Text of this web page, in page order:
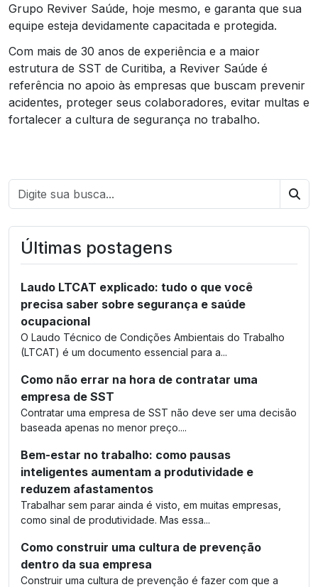
Grupo Reviver Saúde, hoje mesmo, e garanta que sua
equipe esteja devidamente capacitada e protegida.
Com mais de 30 anos de experiência e a maior
estrutura de SST de Curitiba, a Reviver Saúde é
referência no apoio às empresas que buscam prevenir
acidentes, proteger seus colaboradores, evitar multas e
fortalecer a cultura de segurança no trabalho.
Últimas postagens
Laudo LTCAT explicado: tudo o que você
precisa saber sobre segurança e saúde
ocupacional
O Laudo Técnico de Condições Ambientais do Trabalho
(LTCAT) é um documento essencial para a...
Como não errar na hora de contratar uma
empresa de SST
Contratar uma empresa de SST não deve ser uma decisão
baseada apenas no menor preço....
Bem-estar no trabalho: como pausas
inteligentes aumentam a produtividade e
reduzem afastamentos
Trabalhar sem parar ainda é visto, em muitas empresas,
como sinal de produtividade. Mas essa...
Como construir uma cultura de prevenção
dentro da sua empresa
Construir uma cultura de prevenção é fazer com que a